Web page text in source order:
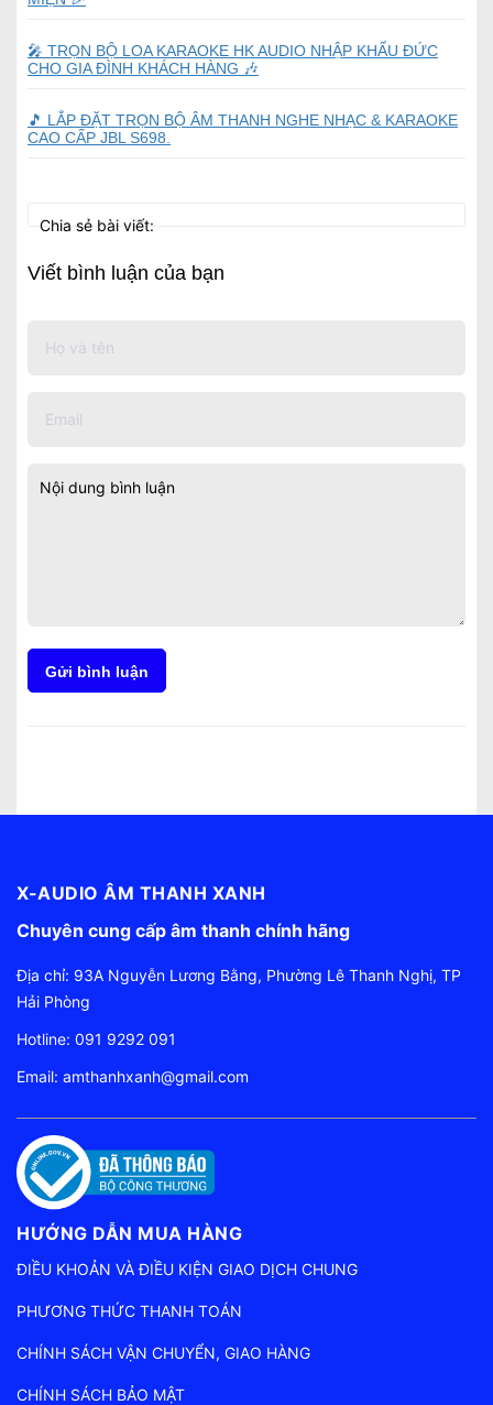
🎤 TRỌN BỘ LOA KARAOKE HK AUDIO NHẬP KHẨU ĐỨC
CHO GIA ĐÌNH KHÁCH HÀNG 🎶
🎵 LẮP ĐẶT TRỌN BỘ ÂM THANH NGHE NHẠC & KARAOKE
CAO CẤP JBL S698.
Chia sẻ bài viết:
Viết bình luận của bạn
Gửi bình luận
X-AUDIO ÂM THANH XANH
Chuyên cung cấp âm thanh chính hãng
Địa chỉ: 93A Nguyễn Lương Bằng, Phường Lê Thanh Nghị, TP
Hải Phòng
Hotline: 091 9292 091
Email: amthanhxanh@gmail.com
HƯỚNG DẪN MUA HÀNG
ĐIỀU KHOẢN VÀ ĐIỀU KIỆN GIAO DỊCH CHUNG
PHƯƠNG THỨC THANH TOÁN
CHÍNH SÁCH VẬN CHUYỂN, GIAO HÀNG
CHÍNH SÁCH BẢO MẬT